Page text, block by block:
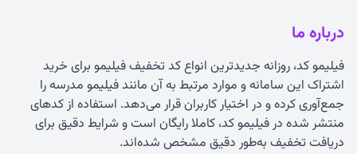
درباره ما
فیلیمو کد، روزانه جدیدترین انواعکد تخفیف فیلیمو برای خرید
اشتراک این سامانه و موارد مرتبط به آن مانند فیلیمو مدرسه را
جمع‌آوری کرده و در اختیار کاربران قرار می‌دهد. استفاده از کدهای
منتشر شده در فیلیمو کد، کاملا رایگان است و شرایط دقیق برای
دریافت تخفیف به‌طور دقیق مشخص شده‌اند.